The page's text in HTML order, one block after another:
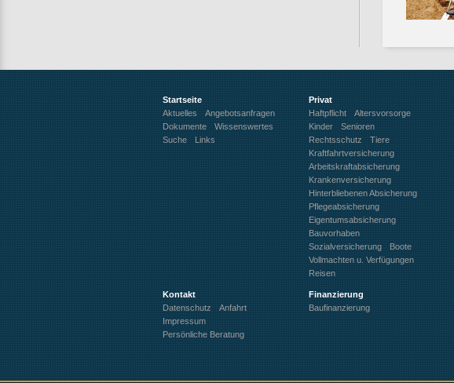
Startseite
Aktuelles
Angebotsanfragen
Dokumente
Wissenswertes
Suche
Links
Privat
Haftpflicht
Altersvorsorge
Kinder
Senioren
Rechtsschutz
Tiere
Kraftfahrtversicherung
Arbeitskraftabsicherung
Krankenversicherung
Hinterbliebenen Absicherung
Pflegeabsicherung
Eigentumsabsicherung
Bauvorhaben
Sozialversicherung
Boote
Vollmachten u. Verfügungen
Reisen
Kontakt
Datenschutz
Anfahrt
Impressum
Persönliche Beratung
Finanzierung
Baufinanzierung